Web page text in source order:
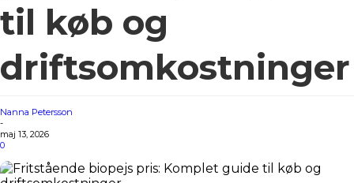
til køb og
driftsomkostninger
Nanna Petersson
-
maj 13, 2026
0